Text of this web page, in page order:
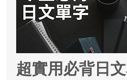
超實用必背日